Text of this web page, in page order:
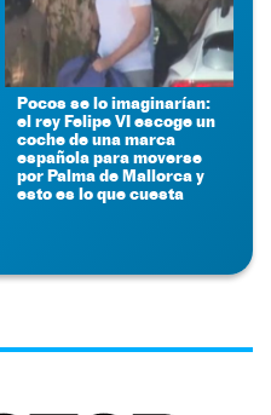
Pocos se lo imaginarían:
el rey Felipe VI escoge un
coche de una marca
española para moverse
por Palma de Mallorca y
esto es lo que cuesta